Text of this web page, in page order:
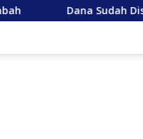
Disalurkan, Mentan